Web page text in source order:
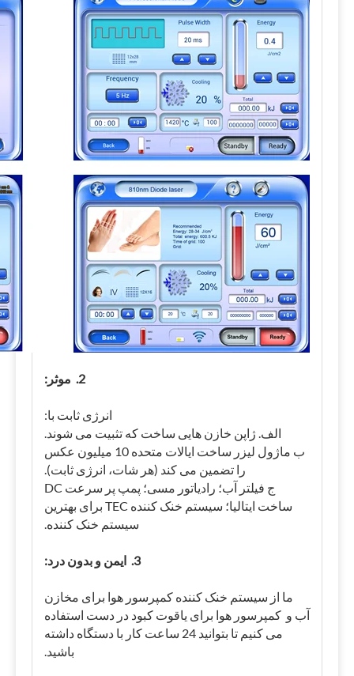
2. موثر:
انرژی ثابت با:
الف. ژاپن خازن هایی ساخت که تثبیت می شوند.
ب ماژول لیزر ساخت ایالات متحده 10 میلیون عکس
را تضمین می کند (هر شات، انرژی ثابت).
ج فیلتر آب؛ رادیاتور مسی؛ پمپ پر سرعت DC
ساخت ایتالیا؛ سیستم خنک کننده TEC برای بهترین
سیستم خنک کننده.
3. ایمن و بدون درد:
ما از سیستم خنک کننده کمپرسور هوا برای مخازن
آب و کمپرسور هوا برای یاقوت کبود در دست استفاده
می کنیم تا بتوانید 24 ساعت کار با دستگاه داشته
باشید.